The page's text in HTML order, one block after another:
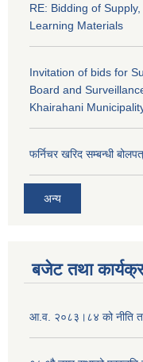
RE: Bidding of
Learning Materials
Invitation of bids for
Board and
Khairahani
फर्निचर खरिद सम्बन्धी
अन्य
बजेट तथा
आ.व. २०८३।८४ को नीति